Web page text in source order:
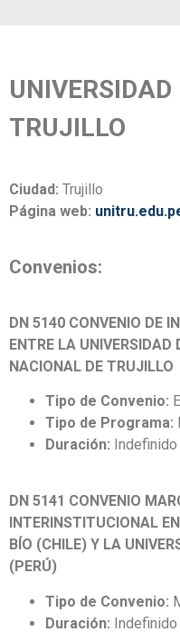
TRUJILLO
Ciudad: Trujillo
Página web:
Convenios:
DN 5140 CONVENIO DE
ENTRE LA UNIVERSIDAD
NACIONAL DE TRUJILLO
Tipo de Convenio:
Tipo de Programa:
Duración: Indefinido
DN 5141 CONVENIO
INTERINSTITUCIONAL
BÍO (CHILE) Y LA
(PERÚ)
Tipo de Convenio:
Duración: Indefinido